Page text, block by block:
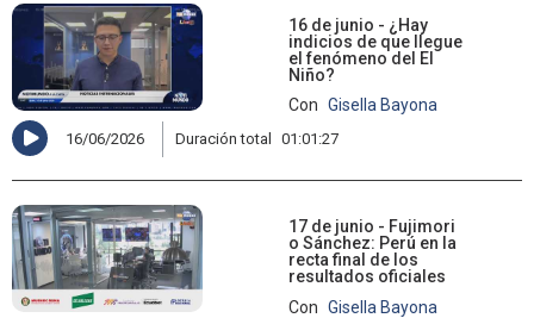
16 de junio - ¿Hay
indicios de que llegue
el fenómeno del El
Niño?
Con Gisella Bayona
16/06/2026 Duración total 01:01:27
17 de junio - Fujimori
o Sánchez: Perú en la
recta final de los
resultados oficiales
Con Gisella Bayona